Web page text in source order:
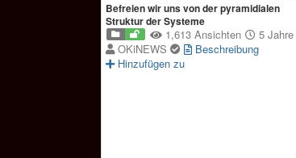
Befreien wir uns von der pyramidialen
Struktur der Systeme
1,613 Ansichten
5 Jahre
OKiNEWS
Beschreibung
Hinzufügen zu